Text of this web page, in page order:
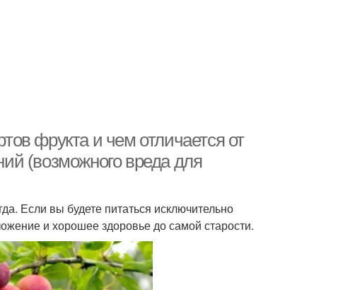
фрукта и чем отличается от
(возможного вреда для
Если вы будете питаться исключительно
и хорошее здоровье до самой старости.